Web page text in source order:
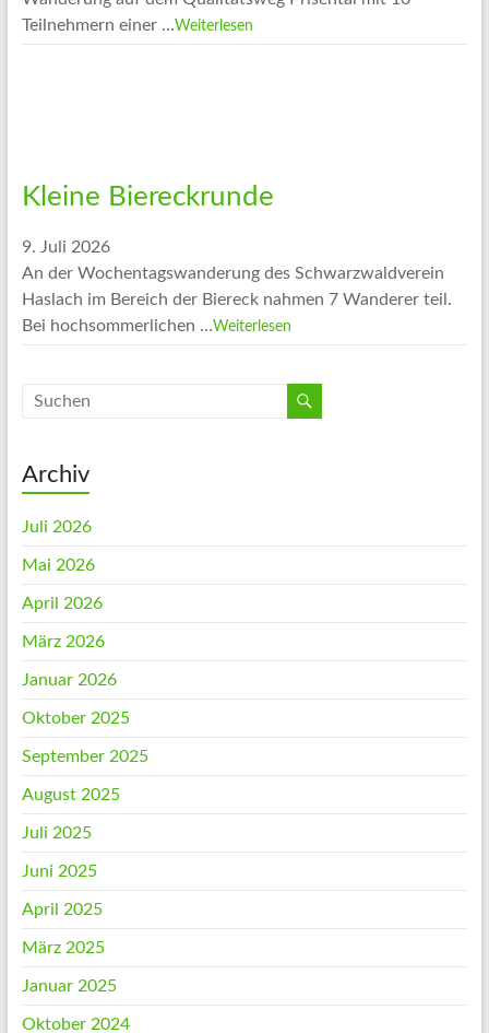
Teilnehmern einer …Weiterlesen
Kleine Biereckrunde
9. Juli 2026
An der Wochentagswanderung des Schwarzwaldverein
Haslach im Bereich der Biereck nahmen 7 Wanderer teil.
Bei hochsommerlichen …Weiterlesen
Archiv
Juli 2026
Mai 2026
April 2026
März 2026
Januar 2026
Oktober 2025
September 2025
August 2025
Juli 2025
Juni 2025
April 2025
März 2025
Januar 2025
Oktober 2024